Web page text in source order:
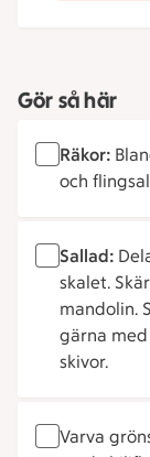
Gör så här
Räkor:
och
Sallad:
skalet.
mandolin.
gärna
skivor.
Varva